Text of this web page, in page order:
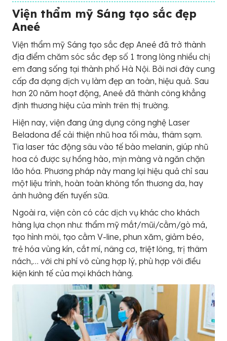
Viện thẩm mỹ Sáng tạo sắc đẹp
Aneé
Viện thẩm mỹ Sáng tạo sắc đẹp Aneé đã trở thành
địa điểm chăm sóc sắc đẹp số 1 trong lòng nhiều chị
em đang sống tại thành phố Hà Nội. Bởi nơi đây cung
cấp đa dạng dịch vụ làm đẹp an toàn, hiệu quả. Sau
hơn 20 năm hoạt động, Aneé đã thành công khẳng
định thương hiệu của mình trên thị trường.
Hiện nay, viện đang ứng dụng công nghệ Laser
Beladona để cải thiện nhũ hoa tối màu, thâm sạm.
Tia laser tác động sâu vào tế bào melanin, giúp nhũ
hoa có được sự hồng hào, mịn màng và ngăn chặn
lão hóa. Phương pháp này mang lại hiệu quả chỉ sau
một liệu trình, hoàn toàn không tổn thương da, hay
ảnh hưởng đến tuyến sữa.
Ngoài ra, viện còn có các dịch vụ khác cho khách
hàng lựa chọn như: thẩm mỹ mắt/mũi/cằm/gò má,
tạo hình môi, tạo cằm V-line, phun xăm, giảm béo,
trẻ hóa vùng kín, cắt mí, nâng cơ, triệt lông, trị thâm
nách,… với chi phí vô cùng hợp lý, phù hợp với điều
kiện kinh tế của mọi khách hàng.